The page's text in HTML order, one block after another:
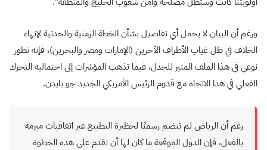
ورغم أن البيان لا يحمل أي تفاصيل بشأن الخطة الزمنية والحدثية لإنهاء
الخلاف في ظل غياب الأطراف الآخرين (الإمارات ومصر والبحرين)، فإنه تطور
نوعي في هذا الملف المثير للجدل، فيما تذهب المؤشرات إلى احتمالية التحرك
الفعلي في هذا الاتجاه مع قدوم الرئيس الأمريكي الجديد جو بايدن.
رغم أن الرياض لم تنضم رسميًا لحظيرة التطبيع عبر اتفاقيات مبرمة
بالفعل، فإن الدول الموقعة ما كان لها أن تقدم على هذه الخطوة